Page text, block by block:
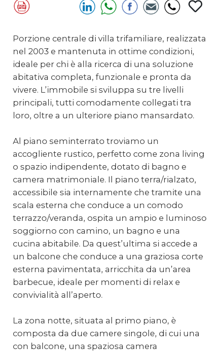
Porzione centrale di villa trifamiliare, realizzata
nel 2003 e mantenuta in ottime condizioni,
ideale per chi è alla ricerca di una soluzione
abitativa completa, funzionale e pronta da
vivere. L’immobile si sviluppa su tre livelli
principali, tutti comodamente collegati tra
loro, oltre a un ulteriore piano mansardato.
Al piano seminterrato troviamo un
accogliente rustico, perfetto come zona living
o spazio indipendente, dotato di bagno e
camera matrimoniale. Il piano terra/rialzato,
accessibile sia internamente che tramite una
scala esterna che conduce a un comodo
terrazzo/veranda, ospita un ampio e luminoso
soggiorno con camino, un bagno e una
cucina abitabile. Da quest’ultima si accede a
un balcone che conduce a una graziosa corte
esterna pavimentata, arricchita da un’area
barbecue, ideale per momenti di relax e
convivialità all’aperto.
La zona notte, situata al primo piano, è
composta da due camere singole, di cui una
con balcone, una spaziosa camera